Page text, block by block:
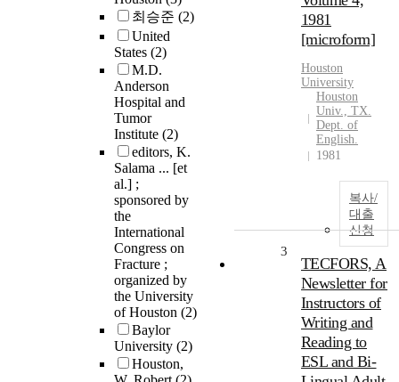
최승준 (2)
United
States (2)
M.D.
Anderson
Hospital and
Tumor
Institute (2)
editors, K.
Salama ... [et
al.] ;
sponsored by
the
International
Congress on
Fracture ;
organized by
the University
of Houston (2)
Baylor
University (2)
Houston,
1981
[microform]
Houston
University
Houston
Univ., TX.
Dept. of
English.
1981
복사/
대출
신청
3
TECFORS, A
Newsletter for
Instructors of
Writing and
Reading to
ESL and Bi-